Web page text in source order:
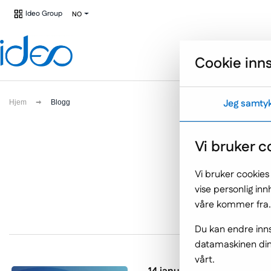
Gå til hovedmenyen
Hopp til innholdet
Ideo Group (Link
strony)
NO
Hjem Blogg
Cookie
Jeg
Vi bruker
Vi bruker
vise personlig
våre kommer fra.
Du kan endre
datamaskinen
vårt.